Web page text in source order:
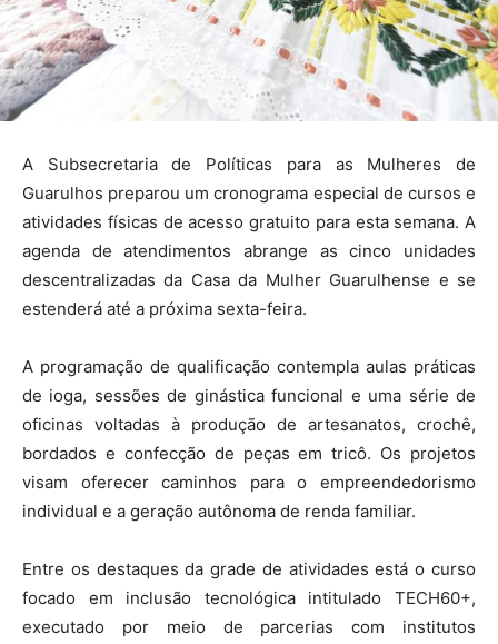
A Subsecretaria de Políticas para as Mulheres de
Guarulhos preparou um cronograma especial de cursos e
atividades físicas de acesso gratuito para esta semana. A
agenda de atendimentos abrange as cinco unidades
descentralizadas da Casa da Mulher Guarulhense e se
estenderá até a próxima sexta-feira.
A programação de qualificação contempla aulas práticas
de ioga, sessões de ginástica funcional e uma série de
oficinas voltadas à produção de artesanatos, crochê,
bordados e confecção de peças em tricô. Os projetos
visam oferecer caminhos para o empreendedorismo
individual e a geração autônoma de renda familiar.
Entre os destaques da grade de atividades está o curso
focado em inclusão tecnológica intitulado TECH60+,
executado por meio de parcerias com institutos